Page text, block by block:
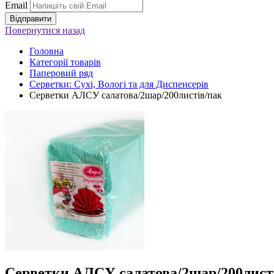
Email
Повернутися назад
Головна
Категорії товарів
Паперовий ряд
Серветки: Сухі, Вологі та для Диспенсерів
Серветки АЛСУ салатова/2шар/200листів/пак